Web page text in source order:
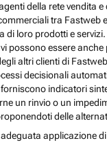
della rete vendita e
tra Fastweb
di loro prodotti e
possono essere anche
altri clienti di
decisionali
indicatori
un rinvio o un
delle
applicazione